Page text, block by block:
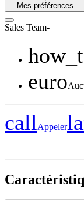
Mes préférences
Sales Team-
euro
call Appeler